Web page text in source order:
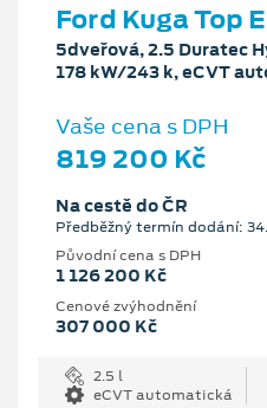
Ford Kuga Top
5dveřová, 2.5 Duratec
178 kW/243 k, eCVT
Vaše cena s DPH
819 200 Kč
Na cestě do ČR
Předběžný termín dodání:
Původní cena s DPH
1 126 200 Kč
Cenové zvýhodnění
307 000 Kč
2.5 l
eCVT automatická